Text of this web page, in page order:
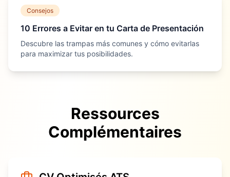
Consejos
10 Errores a Evitar en tu Carta de Presentación
Descubre las trampas más comunes y cómo evitarlas
para maximizar tus posibilidades.
Ressources
Complémentaires